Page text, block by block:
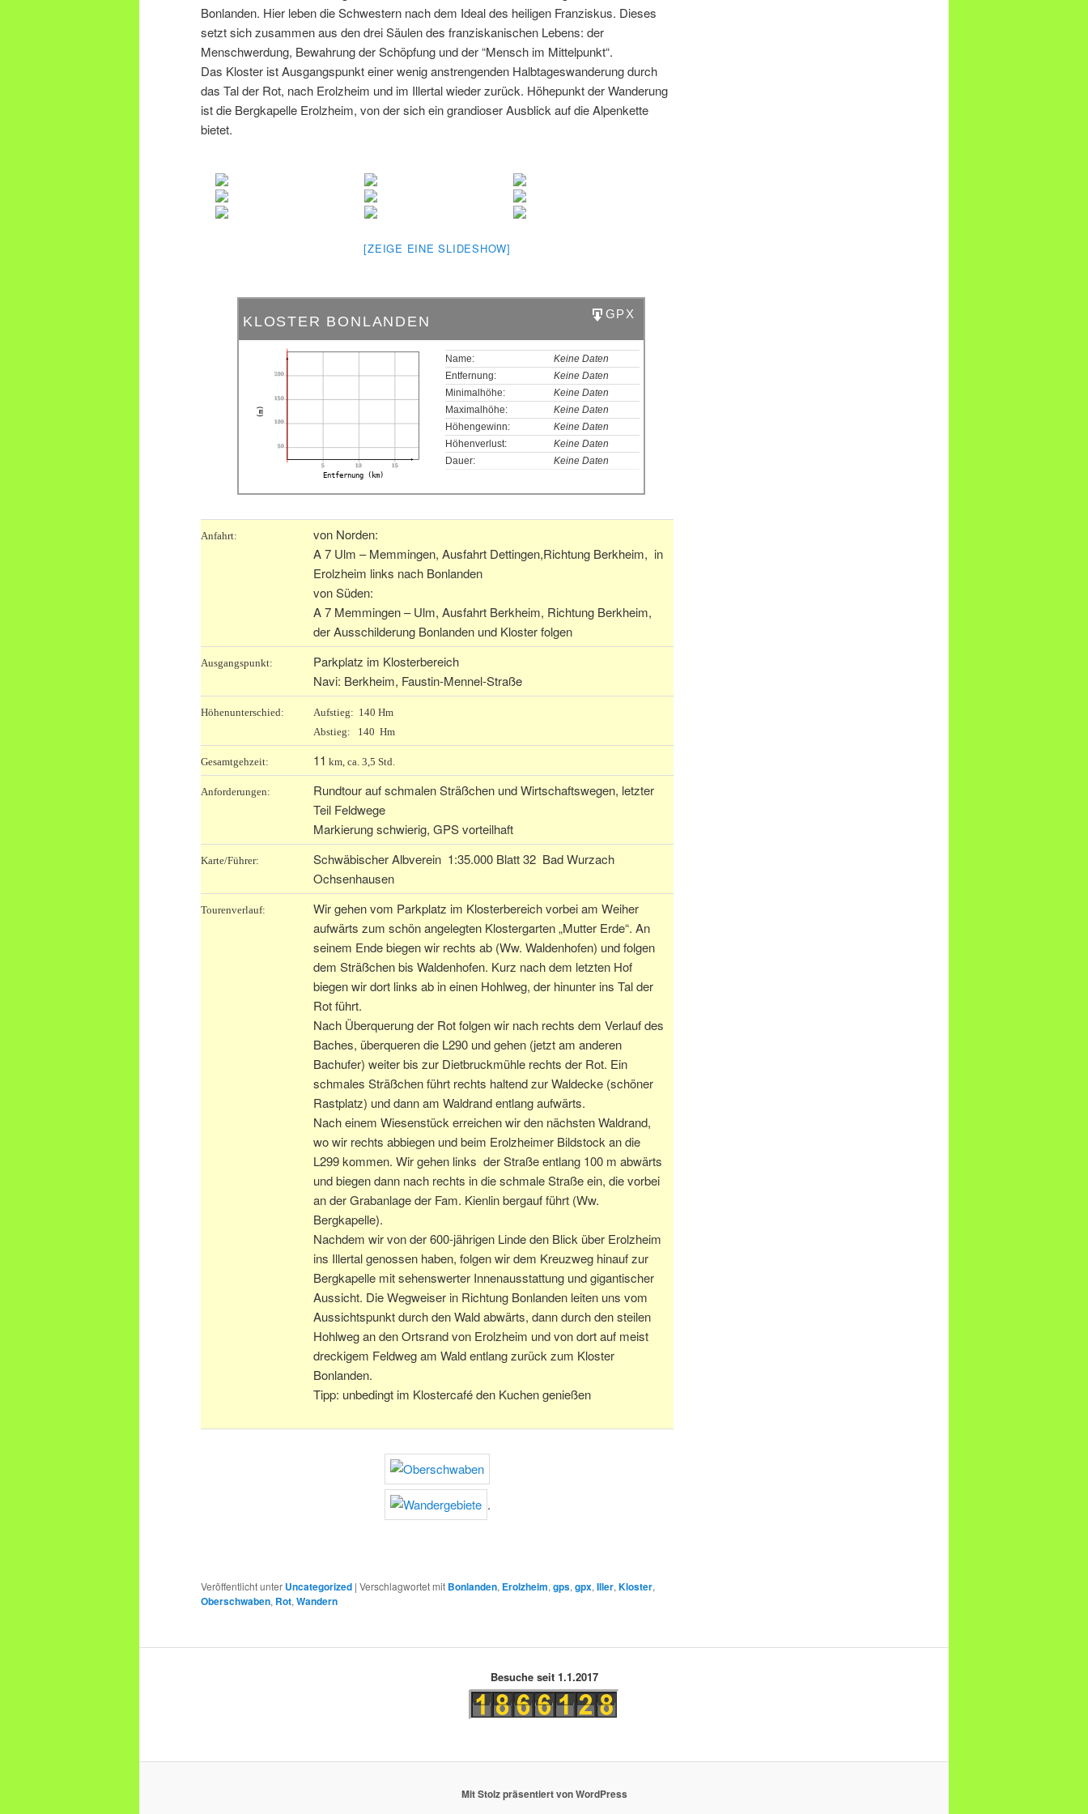
Bonlanden. Hier leben die Schwestern nach dem Ideal des heiligen Franziskus. Dieses
setzt sich zusammen aus den drei Säulen des franziskanischen Lebens: der
Menschwerdung, Bewahrung der Schöpfung und der “Mensch im Mittelpunkt“.
Das Kloster ist Ausgangspunkt einer wenig anstrengenden Halbtageswanderung durch
das Tal der Rot, nach Erolzheim und im Illertal wieder zurück. Höhepunkt der Wanderung
ist die Bergkapelle Erolzheim, von der sich ein grandioser Ausblick auf die Alpenkette
bietet.
[ZEIGE EINE SLIDESHOW]
KLOSTER BONLANDEN GPX
50
100
150
200
5 10 15
Entfernung (km)
(m)
Name:
Keine Daten
Entfernung:
Keine Daten
Minimalhöhe:
Keine Daten
Maximalhöhe:
Keine Daten
Höhengewinn:
Keine Daten
Höhenverlust:
Keine Daten
Dauer:
Keine Daten
Anfahrt:
von Norden:
A 7 Ulm – Memmingen, Ausfahrt Dettingen,Richtung Berkheim, in
Erolzheim links nach Bonlanden
von Süden:
A 7 Memmingen – Ulm, Ausfahrt Berkheim, Richtung Berkheim,
der Ausschilderung Bonlanden und Kloster folgen
Ausgangspunkt:
Parkplatz im Klosterbereich
Navi: Berkheim, Faustin-Mennel-Straße
Höhenunterschied:
Aufstieg: 140 Hm
Abstieg: 140 Hm
Gesamtgehzeit: 11 km, ca. 3,5 Std.
Anforderungen:
Rundtour auf schmalen Sträßchen und Wirtschaftswegen, letzter
Teil Feldwege
Markierung schwierig, GPS vorteilhaft
Karte/Führer:
Schwäbischer Albverein 1:35.000 Blatt 32 Bad Wurzach
Ochsenhausen
Tourenverlauf:
Wir gehen vom Parkplatz im Klosterbereich vorbei am Weiher
aufwärts zum schön angelegten Klostergarten „Mutter Erde“. An
seinem Ende biegen wir rechts ab (Ww. Waldenhofen) und folgen
dem Sträßchen bis Waldenhofen. Kurz nach dem letzten Hof
biegen wir dort links ab in einen Hohlweg, der hinunter ins Tal der
Rot führt.
Nach Überquerung der Rot folgen wir nach rechts dem Verlauf des
Baches, überqueren die L290 und gehen (jetzt am anderen
Bachufer) weiter bis zur Dietbruckmühle rechts der Rot. Ein
schmales Sträßchen führt rechts haltend zur Waldecke (schöner
Rastplatz) und dann am Waldrand entlang aufwärts.
Nach einem Wiesenstück erreichen wir den nächsten Waldrand,
wo wir rechts abbiegen und beim Erolzheimer Bildstock an die
L299 kommen. Wir gehen links der Straße entlang 100 m abwärts
und biegen dann nach rechts in die schmale Straße ein, die vorbei
an der Grabanlage der Fam. Kienlin bergauf führt (Ww.
Bergkapelle).
Nachdem wir von der 600-jährigen Linde den Blick über Erolzheim
ins Illertal genossen haben, folgen wir dem Kreuzweg hinauf zur
Bergkapelle mit sehenswerter Innenausstattung und gigantischer
Aussicht. Die Wegweiser in Richtung Bonlanden leiten uns vom
Aussichtspunkt durch den Wald abwärts, dann durch den steilen
Hohlweg an den Ortsrand von Erolzheim und von dort auf meist
dreckigem Feldweg am Wald entlang zurück zum Kloster
Bonlanden.
Tipp: unbedingt im Klostercafé den Kuchen genießen
.
Veröffentlicht unter Uncategorized | Verschlagwortet mit Bonlanden, Erolzheim, gps, gpx, Iller, Kloster,
Oberschwaben, Rot, Wandern
Besuche seit 1.1.2017
Mit Stolz präsentiert von WordPress